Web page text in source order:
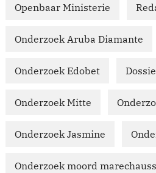
Openbaar Ministerie
Onderzoek Aruba Diamante
Onderzoek Edobet
Onderzoek Mitte
Onderzoek Jasmine
Onderzoek moord